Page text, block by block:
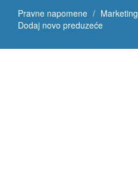
Pravne napomene
Marketing
Dodaj novo preduzeće